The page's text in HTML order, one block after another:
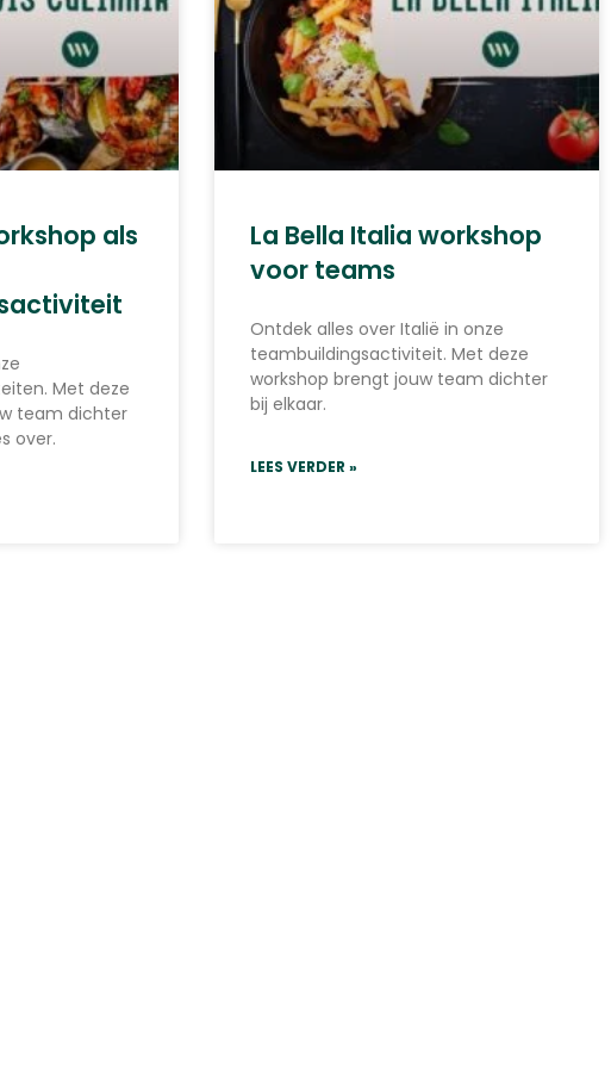
als
Met deze
team dichter
over.
La Bella Italia workshop
voor teams
Ontdek alles over Italië in onze
teambuildingsactiviteit. Met deze
workshop brengt jouw team dichter
bij elkaar.
LEES VERDER »